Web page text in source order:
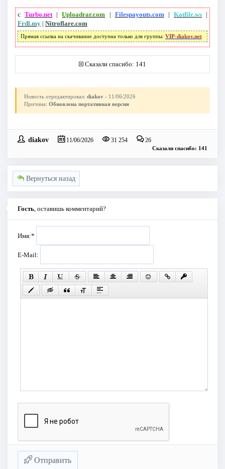
с Turbo.net|Uploadrar.com | Filespayouts.com|Katfile.ws |
Frdl.my| Nitroflare.com
Прямая ссылка на скачивание доступна только для группы: VIP-diakov.net
Сказали спасибо: 141
Новость отредактировал: diakov- 11/06/2026
Причина: Обновлена портативная версия
diakov 11/06/2026 31 254 26
Сказали спасибо: 141
Вернуться назад
Гость, оставишь комментарий?
Имя:*
E-Mail:
Отправить